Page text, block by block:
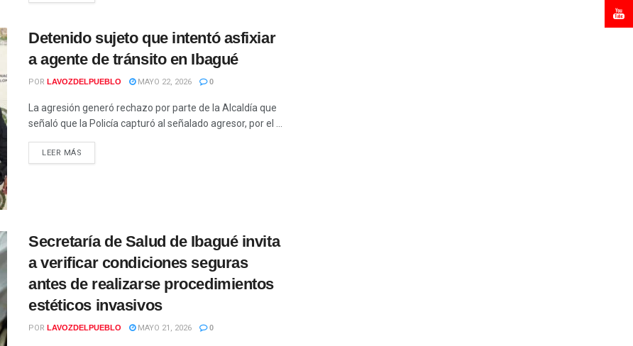
Detenido sujeto que intentó asfixiar
a agente de tránsito en Ibagué
POR LAVOZDELPUEBLO MAYO 22, 2026 0
La agresión generó rechazo por parte de la Alcaldía que
señaló que la Policía capturó al señalado agresor, por el ...
LEER MÁS
Secretaría de Salud de Ibagué invita
a verificar condiciones seguras
antes de realizarse procedimientos
estéticos invasivos
POR LAVOZDELPUEBLO MAYO 21, 2026 0